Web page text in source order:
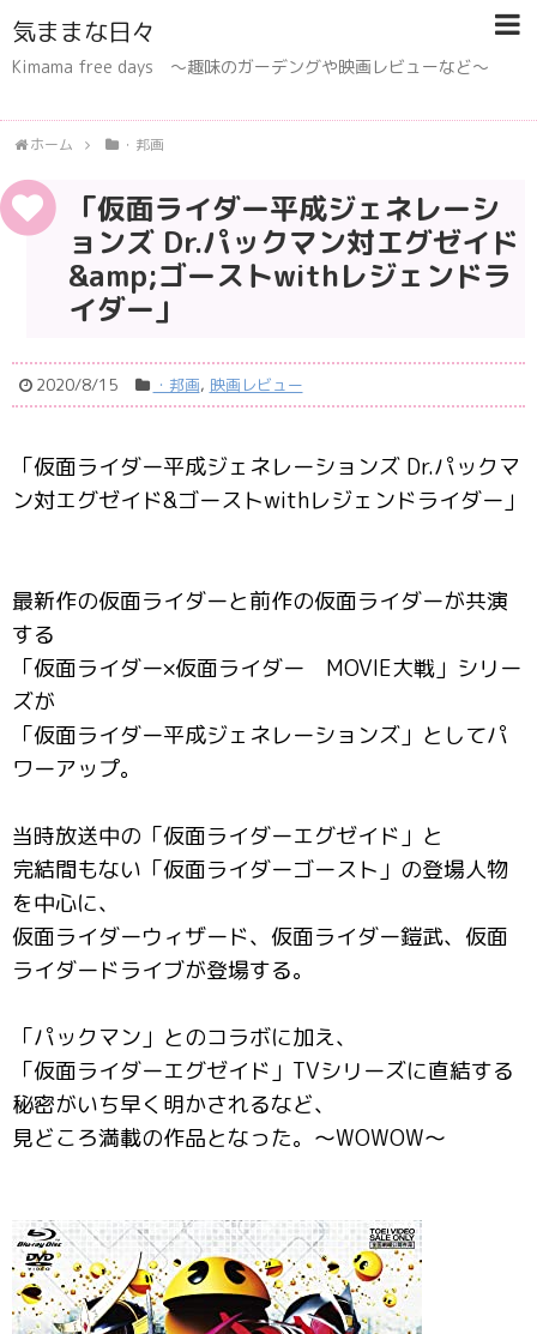
気ままな日々
Kimama free days 〜趣味のガーデングや映画レビューなど〜
ホーム ・邦画
「仮面ライダー平成ジェネレーシ
ョンズ Dr.パックマン対エグゼイド
&amp;ゴーストwithレジェンドラ
イダー」
2020/8/15 ・邦画, 映画レビュー
「仮面ライダー平成ジェネレーションズ Dr.パックマ
ン対エグゼイド&ゴーストwithレジェンドライダー」
最新作の仮面ライダーと前作の仮面ライダーが共演
する
「仮面ライダー×仮面ライダー MOVIE大戦」シリー
ズが
「仮面ライダー平成ジェネレーションズ」としてパ
ワーアップ。
当時放送中の「仮面ライダーエグゼイド」と
完結間もない「仮面ライダーゴースト」の登場人物
を中心に、
仮面ライダーウィザード、仮面ライダー鎧武、仮面
ライダードライブが登場する。
「パックマン」とのコラボに加え、
「仮面ライダーエグゼイド」TVシリーズに直結する
秘密がいち早く明かされるなど、
見どころ満載の作品となった。～WOWOW～